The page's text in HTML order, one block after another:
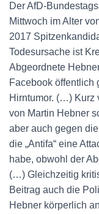
Der AfD-
Mittwoch im Alter
2017
Todesursache ist
Abgeordnete
Facebook öffentlich
Hirntumor. (…) Kurz
von Martin Hebner
aber auch gegen
die „Antifa“ eine
habe, obwohl der
(…) Gleichzeitig
Beitrag auch die
Hebner körperlich